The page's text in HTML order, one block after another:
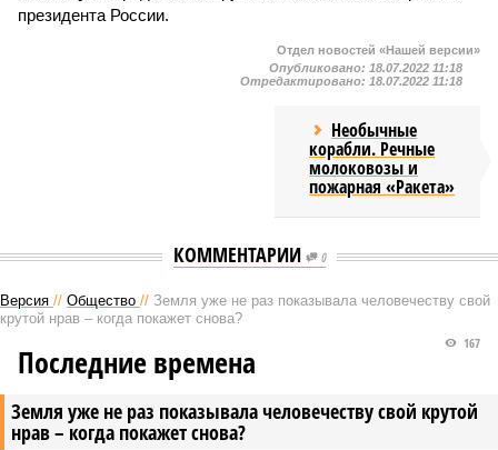
президента России.
Отдел новостей «Нашей версии»
Опубликовано: 18.07.2022 11:18
Отредактировано: 18.07.2022 11:18
Необычные
корабли. Речные
молоковозы и
пожарная «Ракета»
КОММЕНТАРИИ 0
Версия // Общество // Земля уже не раз показывала человечеству свой
крутой нрав – когда покажет снова?
Земля уже не раз показывала человечеству свой крутой
нрав – когда покажет снова?
167
Последние времена